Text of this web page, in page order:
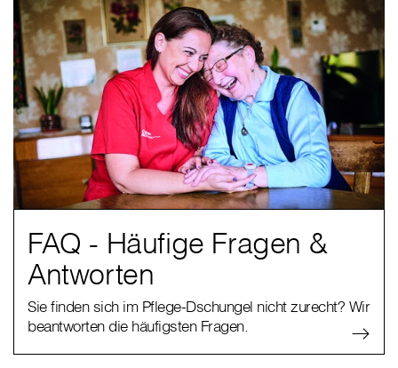
FAQ - Häufige Fragen &
Antworten
Sie finden sich im Pflege-Dschungel nicht zurecht? Wir
beantworten die häufigsten Fragen.